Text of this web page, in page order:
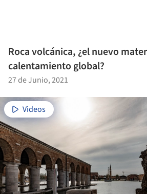
Roca volcánica, ¿el nuevo
calentamiento global?
27 de Junio, 2021
Videos